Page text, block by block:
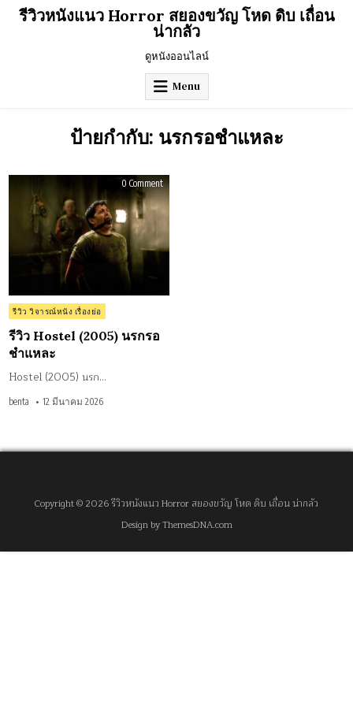
Skipรีวิวหนังแนว Horror สยองขวัญ โหด ดิบ เถื่อน
น่ากลัว
ดูหนังออนไลน์
Menu
ป้ายกำกับ: นรกรอชำแหละ
0 Commenton
รีวิว
Hostel
Posted
in
รีวิว วิจารณ์หนัง เรื่องย่อ
รีวิว Hostel (2005) นรกรอ
ชำแหละ
Hostel (2005) นรก…
benta 12 มีนาคม 2026
Copyright © 2026 รีวิวหนังแนว Horror สยองขวัญ โหด ดิบ เถื่อน น่ากลัว
Design by ThemesDNA.com